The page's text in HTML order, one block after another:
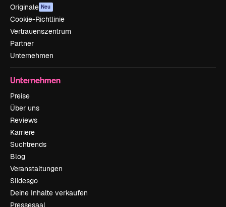
Originale Neu
Cookie-Richtlinie
Vertrauenszentrum
Partner
Unternehmen
Unternehmen
Preise
Über uns
Reviews
Karriere
Suchtrends
Blog
Veranstaltungen
Slidesgo
Deine Inhalte verkaufen
Pressesaal